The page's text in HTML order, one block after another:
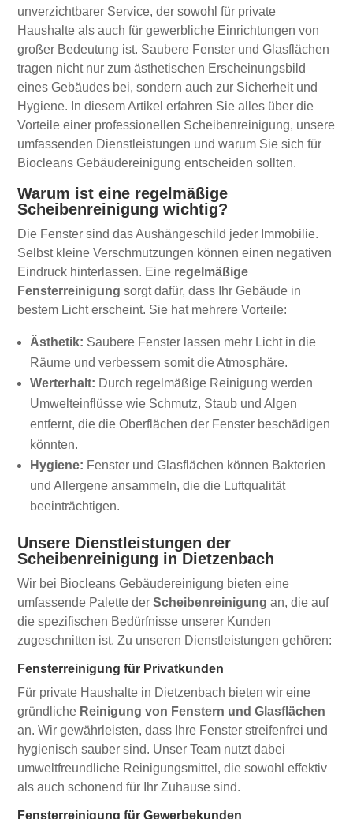
unverzichtbarer Service, der sowohl für private
Haushalte als auch für gewerbliche Einrichtungen von
großer Bedeutung ist. Saubere Fenster und Glasflächen
tragen nicht nur zum ästhetischen Erscheinungsbild
eines Gebäudes bei, sondern auch zur Sicherheit und
Hygiene. In diesem Artikel erfahren Sie alles über die
Vorteile einer professionellen Scheibenreinigung, unsere
umfassenden Dienstleistungen und warum Sie sich für
Biocleans Gebäudereinigung entscheiden sollten.
Warum ist eine regelmäßige
Scheibenreinigung wichtig?
Die Fenster sind das Aushängeschild jeder Immobilie.
Selbst kleine Verschmutzungen können einen negativen
Eindruck hinterlassen. Eine regelmäßige
Fensterreinigung sorgt dafür, dass Ihr Gebäude in
bestem Licht erscheint. Sie hat mehrere Vorteile:
Ästhetik: Saubere Fenster lassen mehr Licht in die
Räume und verbessern somit die Atmosphäre.
Werterhalt: Durch regelmäßige Reinigung werden
Umwelteinflüsse wie Schmutz, Staub und Algen
entfernt, die die Oberflächen der Fenster beschädigen
könnten.
Hygiene: Fenster und Glasflächen können Bakterien
und Allergene ansammeln, die die Luftqualität
beeinträchtigen.
Unsere Dienstleistungen der
Scheibenreinigung in Dietzenbach
Wir bei Biocleans Gebäudereinigung bieten eine
umfassende Palette derScheibenreinigung an, die auf
die spezifischen Bedürfnisse unserer Kunden
zugeschnitten ist. Zu unseren Dienstleistungen gehören:
Fensterreinigung für Privatkunden
Für private Haushalte in Dietzenbach bieten wir eine
gründliche Reinigung von Fenstern und Glasflächen
an. Wir gewährleisten, dass Ihre Fenster streifenfrei und
hygienisch sauber sind. Unser Team nutzt dabei
umweltfreundliche Reinigungsmittel, die sowohl effektiv
als auch schonend für Ihr Zuhause sind.
Fensterreinigung für Gewerbekunden